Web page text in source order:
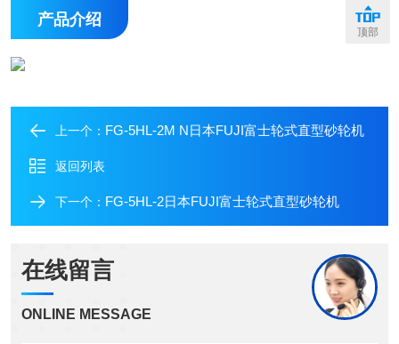
产品介绍
上一个： FG-5HL-2M N日本FUJI富士轮式直型砂轮机
返回列表
下一个： FG-5HL-2日本FUJI富士轮式直型砂轮机
在线留言
ONLINE MESSAGE
顶部